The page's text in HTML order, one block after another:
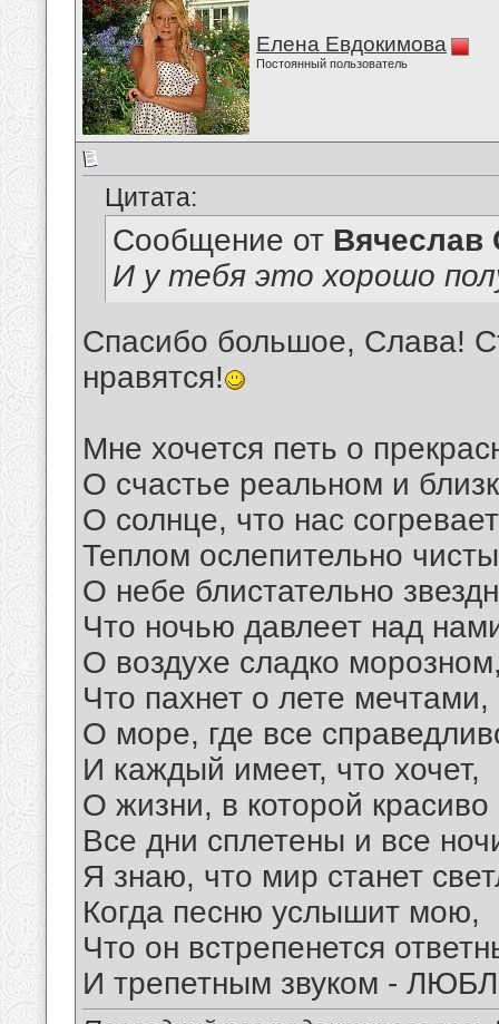
Елена Евдокимова
Постоянный пользователь
Цитата:
Сообщение от Вячеслав
И у тебя это хорошо
Спасибо большое, Слава!
нравятся!
Мне хочется петь о
О счастье реальном и
О солнце, что нас согревает
Теплом ослепительно
О небе блистательно
Что ночью давлеет над
О воздухе сладко
Что пахнет о лете мечтами,
О море, где все
И каждый имеет, что хочет,
О жизни, в которой красиво
Все дни сплетены и все
Я знаю, что мир станет
Когда песню услышит мою,
Что он встрепенется
И трепетным звуком -